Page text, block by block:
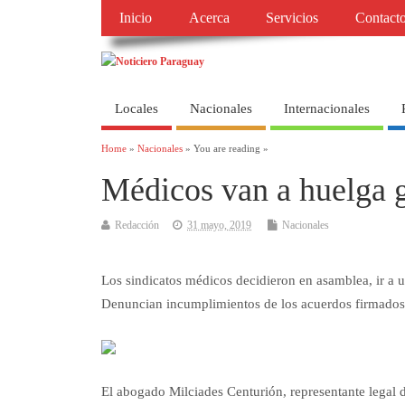
Inicio Acerca Servicios
Locales Nacionales Internacionales
Home » Nacionales » You are reading »
Médicos van a huelga
Redacción 31 mayo, 2019 Nacionales
Los sindicatos médicos decidieron en asamblea, ir a
Denuncian incumplimientos de los acuerdos
El abogado Milciades Centurión, representante